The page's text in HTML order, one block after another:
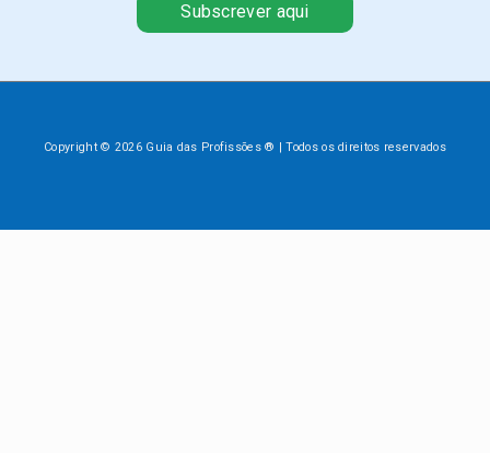
Subscrever aqui
Copyright © 2026 Guia das Profissões ® | Todos os direitos reservados